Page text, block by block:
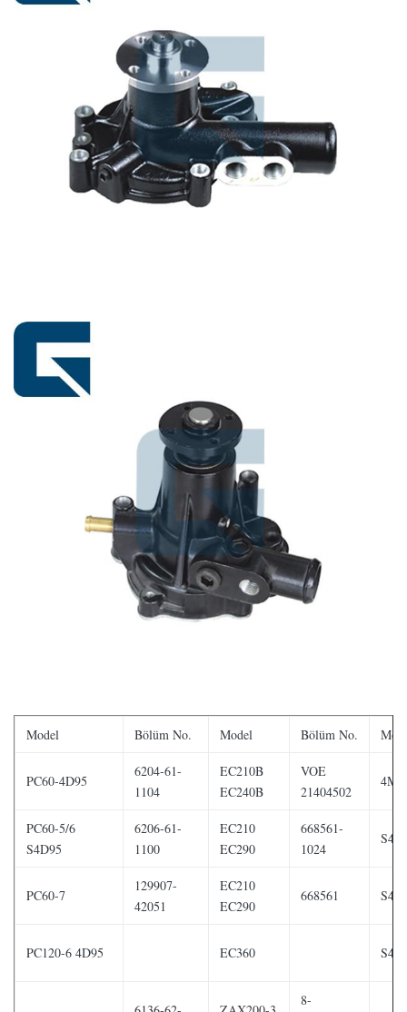
Model Bölüm No. Model Bölüm No.
PC60-4D95
6204-61-
1104
EC210B
EC240B
VOE
21404502
PC60-5/6
S4D95
6206-61-
1100
EC210
EC290
668561-
1024
S4E
PC60-7
129907-
42051
EC210
EC290
668561 S4F
PC120-6 4D95 EC360 S4S
8-